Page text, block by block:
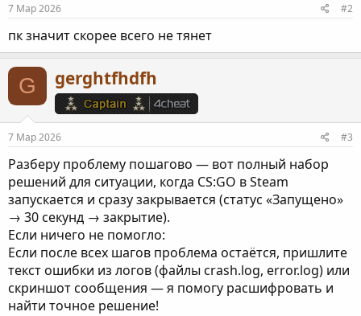
7 Мар 2026 #2
пк значит скорее всего не тянет
G gerghtfhdfh
7 Мар 2026 #3
Разберу проблему пошагово — вот полный набор
решений для ситуации, когда CS:GO в Steam
запускается и сразу закрывается (статус «Запущено»
→ 30 секунд → закрытие).
Если ничего не помогло:
Если после всех шагов проблема остаётся, пришлите
текст ошибки из логов (файлы crash.log, error.log) или
скриншот сообщения — я помогу расшифровать и
найти точное решение!